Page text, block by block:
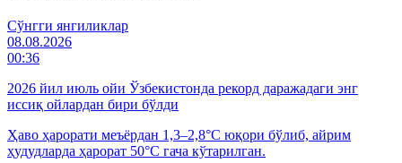
Cўнгги янгиликлар
08.08.2026
00:36
2026 йил июль ойи Ўзбекистонда рекорд даражадаги энг
иссиқ ойлардан бири бўлди
Ҳаво ҳарорати меъёрдан 1,3–2,8°C юқори бўлиб, айрим
ҳудудларда ҳарорат 50°C гача кўтарилган.